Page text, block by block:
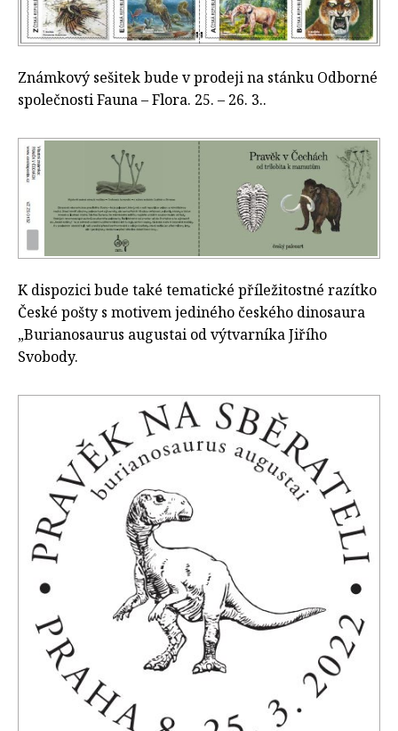
Známkový sešitek bude v prodeji na stánku Odborné
společnosti Fauna – Flora. 25. – 26. 3..
K dispozici bude také tematické příležitostné razítko
České pošty s motivem jediného českého dinosaura
„Burianosaurus augustai od výtvarníka Jiřího
Svobody.